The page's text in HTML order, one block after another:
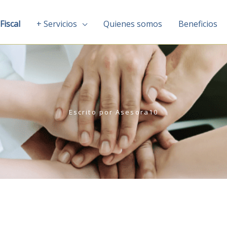
+ Servicios Quienes somos Beneficios
Escrito porAsesora10